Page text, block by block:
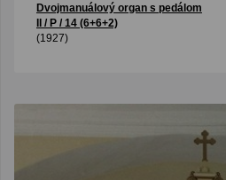
Dvojmanuálový organ s pedálom
II / P / 14 (6+6+2)
(1927)